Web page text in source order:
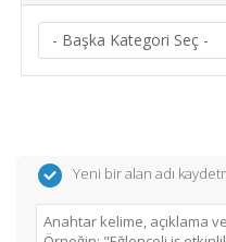
Yeni bir alan adı